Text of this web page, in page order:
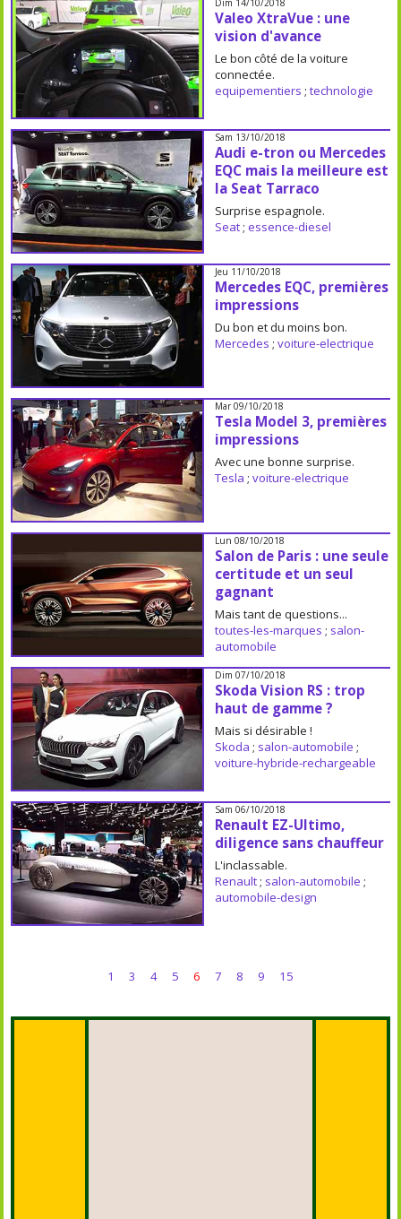
Dim 14/10/2018
Valeo XtraVue : une
vision d'avance
Le bon côté de la voiture
connectée.
equipementiers ; technologie
Sam 13/10/2018
Audi e-tron ou Mercedes
EQC mais la meilleure est
la Seat Tarraco
Surprise espagnole.
Seat; essence-diesel
Jeu 11/10/2018
Mercedes EQC, premières
impressions
Du bon et du moins bon.
Mercedes ; voiture-electrique
Mar 09/10/2018
Tesla Model 3, premières
impressions
Avec une bonne surprise.
Tesla ; voiture-electrique
Lun 08/10/2018
Salon de Paris : une seule
certitude et un seul
gagnant
Mais tant de questions...
toutes-les-marques ; salon-
automobile
Dim 07/10/2018
Skoda Vision RS : trop
haut de gamme ?
Mais si désirable !
Skoda ; salon-automobile ;
voiture-hybride-rechargeable
Sam 06/10/2018
Renault EZ-Ultimo,
diligence sans chauffeur
L'inclassable.
Renault; salon-automobile ;
automobile-design
1 3 4 5 6 7 8 9 15